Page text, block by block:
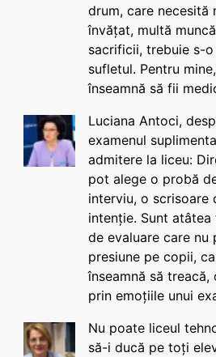
drum, care necesită
învățat, multă
sacrificii, trebuie s-
sufletul. Pentru
înseamnă să fii
Luciana Antoci,
examenul
admitere la liceu:
pot alege o probă
interviu, o scrisoare
intenție. Sunt atâtea
de evaluare care nu
presiune pe copii,
înseamnă să treacă,
prin emoțiile unui
Nu poate liceul
să-i ducă pe toți